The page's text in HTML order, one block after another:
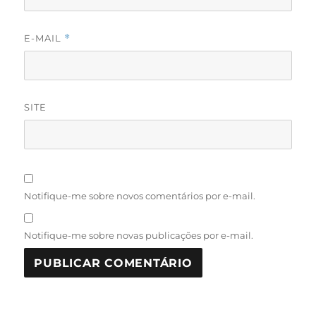
E-MAIL *
SITE
Notifique-me sobre novos comentários por e-mail.
Notifique-me sobre novas publicações por e-mail.